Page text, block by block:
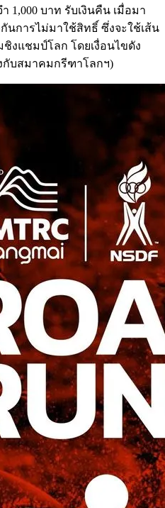
1,000 บาท รับเงินคืน เมื่อมา
นการไม่มาใช้สิทธิ์ ซึ่งจะใช้เส้น
งแชมป์โลก โดยเงื่อนไขดัง
กับสมาคมกรีฑาโลกฯ)